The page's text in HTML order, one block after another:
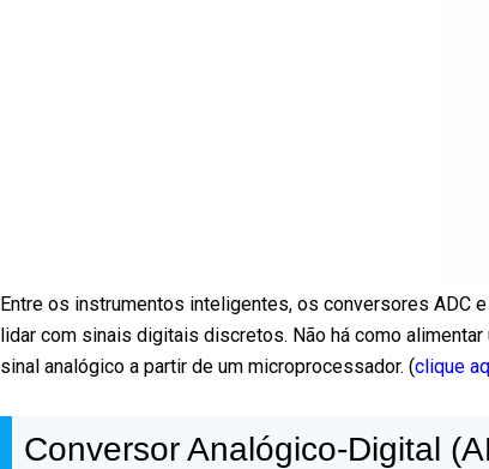
Entre os instrumentos inteligentes, os conversores ADC
lidar com sinais digitais discretos. Não há como
sinal analógico a partir de um microprocessador. (clique
Conversor Analógico-Digital